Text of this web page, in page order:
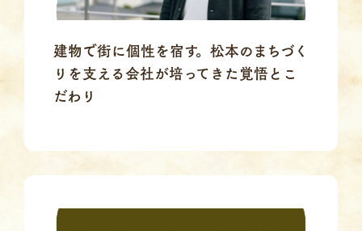
建物で街に個性を宿す。松本のまちづく
りを支える会社が培ってきた覚悟とこ
だわり